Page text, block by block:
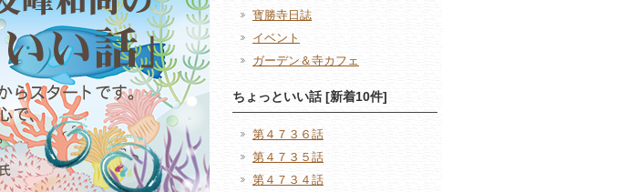
寳勝寺日誌
イベント
ガーデン＆寺カフェ
ちょっといい話 [新着10件]
第４７３６話
第４７３５話
第４７３４話